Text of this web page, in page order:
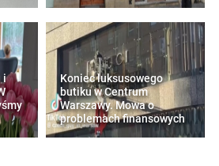
i
Koniec luksusowego
butiku w Centrum
Warszawy. Mowa o
problemach finansowych